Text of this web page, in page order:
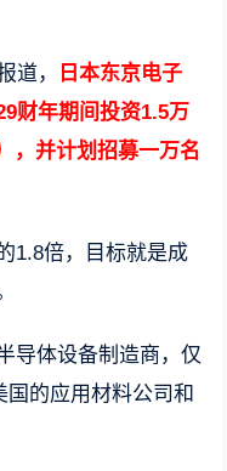
道，
日本东京电子
财年期间投资1.5万
，并计划招募一万名
1.8倍，目标就是成
导体设备制造商，仅
的应用材料公司和